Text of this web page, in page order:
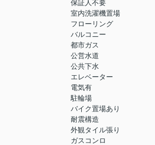
保証人不要
室内洗濯機置場
フローリング
バルコニー
都市ガス
公営水道
公共下水
エレベーター
電気有
駐輪場
バイク置場あり
耐震構造
外観タイル張り
ガスコンロ